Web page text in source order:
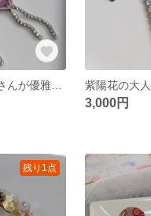
ユラユラとクラゲさんが優雅に泳いでるキラキライヤリング✨
3,000円
残り1点